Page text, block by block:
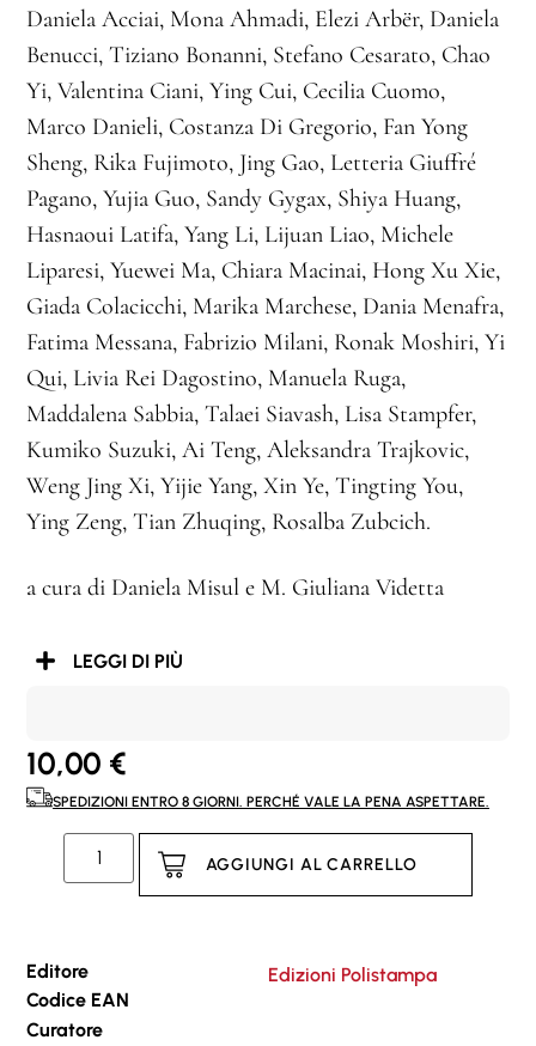
Daniela Acciai, Mona Ahmadi, Elezi Arbër, Daniela
Benucci, Tiziano Bonanni, Stefano Cesarato, Chao
Yi, Valentina Ciani, Ying Cui, Cecilia Cuomo,
Marco Danieli, Costanza Di Gregorio, Fan Yong
Sheng, Rika Fujimoto, Jing Gao, Letteria Giuffré
Pagano, Yujia Guo, Sandy Gygax, Shiya Huang,
Hasnaoui Latifa, Yang Li, Lijuan Liao, Michele
Liparesi, Yuewei Ma, Chiara Macinai, Hong Xu Xie,
Giada Colacicchi, Marika Marchese, Dania Menafra,
Fatima Messana, Fabrizio Milani, Ronak Moshiri, Yi
Qui, Livia Rei Dagostino, Manuela Ruga,
Maddalena Sabbia, Talaei Siavash, Lisa Stampfer,
Kumiko Suzuki, Ai Teng, Aleksandra Trajkovic,
Weng Jing Xi, Yijie Yang, Xin Ye, Tingting You,
Ying Zeng, Tian Zhuqing, Rosalba Zubcich.
a cura di Daniela Misul e M. Giuliana Videtta
LEGGI DI PIÙ
10,00 €
SPEDIZIONI ENTRO 8 GIORNI. PERCHÉ VALE LA PENA ASPETTARE.
AGGIUNGI AL CARRELLO
Editore
Edizioni Polistampa
Codice EAN
Curatore